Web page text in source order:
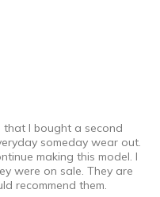
that I bought a second
someday wear out.
making this model. I
were on sale. They are
recommend them.